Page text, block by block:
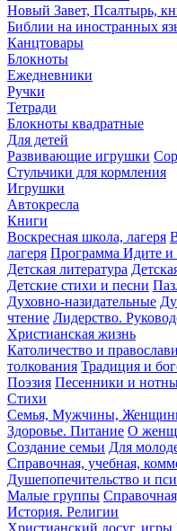
Новый Завет, Псалтырь,
Библии на иностранных
Канцтовары
Блокноты
Ежедневники
Ручки
Тетради
Блокноты квадратные
Для детей
Развивающие игрушки
Стульчики для кормления
Игрушки
Автокресла
Книги
Воскресная школа, лагеря
лагеря Программа Идите и
Детская литература
Детские стихи и песни
Духовно-назидательные
чтение Лидерство.
Христианская жизнь
Католичество и
толкования Традиция и
Поэзия Песенники и
Стихи
Семья, Мужчины,
Здоровье. Питание О
Создание семьи Для
Справочная, учебная,
Душепопечительство и
Малые группы
История. Религии
Христианский досуг, игры